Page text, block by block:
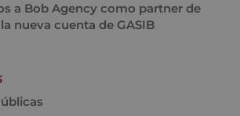
a Bob Agency como partner de
nueva cuenta de GASIB